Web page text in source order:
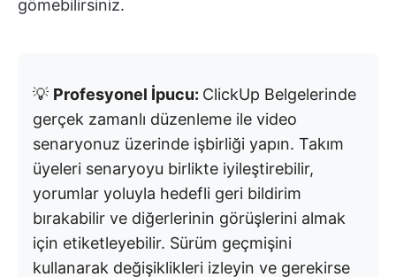
gömebilirsiniz.
💡 Profesyonel İpucu: ClickUp Belgelerinde
gerçek zamanlı düzenleme ile video
senaryonuz üzerinde işbirliği yapın. Takım
üyeleri senaryoyu birlikte iyileştirebilir,
yorumlar yoluyla hedefli geri bildirim
bırakabilir ve diğerlerinin görüşlerini almak
için etiketleyebilir. Sürüm geçmişini
kullanarak değişiklikleri izleyin ve gerekirse